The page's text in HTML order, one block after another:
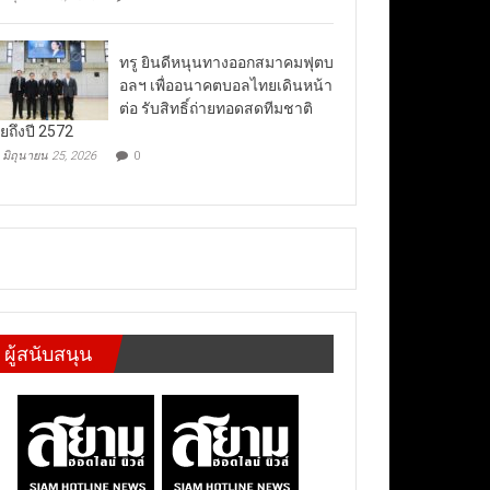
ทรู ยินดีหนุนทางออกสมาคมฟุตบ
อลฯ เพื่ออนาคตบอลไทยเดินหน้า
ต่อ รับสิทธิ์ถ่ายทอดสดทีมชาติ
ถึงปี 2572
มิถุนายน 25, 2026 0
ผู้สนับสนุน